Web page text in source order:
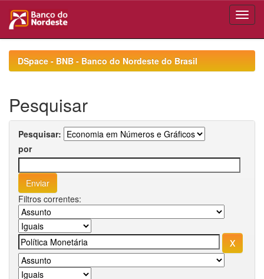
navigationDSpace - BNB - Banco do Nordeste do Brasil
Pesquisar
Pesquisar:
por
Filtros correntes: